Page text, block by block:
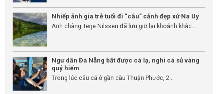
Nhiếp ảnh gia trẻ tuổi đi “câu” cảnh đẹp xứ Na Uy
Anh chàng Terje Nilssen đã lưu giữ lại khoảnh khắc...
Ngư dân Đà Nẵng bắt được cá lạ, nghi cá sủ vàng
quý hiếm
Trong lúc câu cá ở gần cầu Thuận Phước, 2...